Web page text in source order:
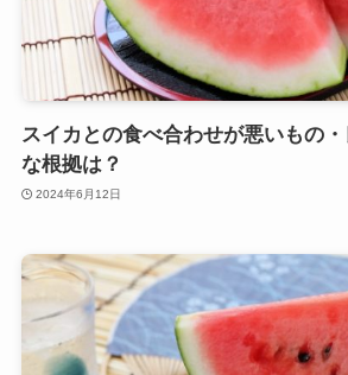
スイカとの食べ合わせが悪いもの
な根拠は？
2024年6月12日